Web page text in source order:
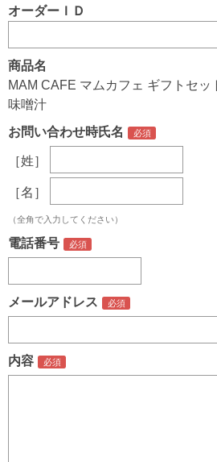
オーダーＩＤ
商品名
MAM CAFE マムカフェ ギフトセッ
味噌汁
お問い合わせ時氏名
［姓］
［名］
（全角で入力してください）
電話番号
メールアドレス
内容